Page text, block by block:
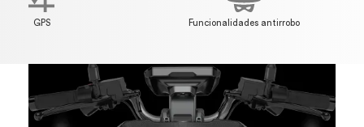
GPS Funcionalidades antirrobo